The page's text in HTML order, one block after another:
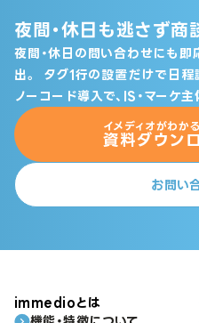
夜間・休日も逃さず商
夜間・休日の問い合わせにも
出。
タグ1行の設置だけで日
ノーコード導入で、IS・マーケ
イメディオがわか
資料ダウン
お問い
immedioとは